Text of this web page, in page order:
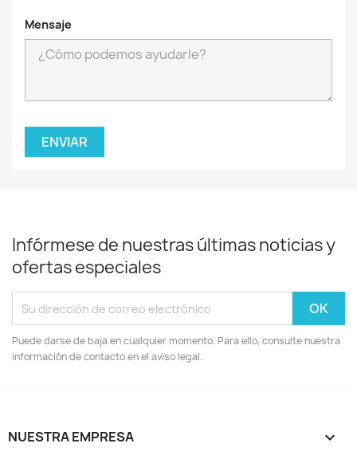
Mensaje
Infórmese de nuestras últimas noticias y
ofertas especiales
Puede darse de baja en cualquier momento. Para ello, consulte nuestra
información de contacto en el aviso legal.
NUESTRA EMPRESA 